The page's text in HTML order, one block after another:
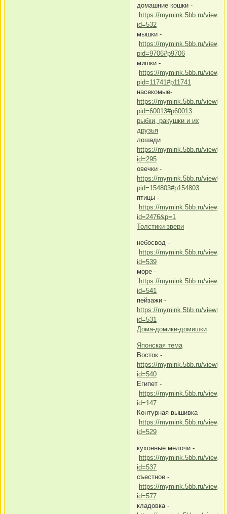
домашние кошки -
https://mymink.5bb.ru/
id=532
мышки -
https://mymink.5bb.ru/
pid=9706#p9706
мишки -
https://mymink.5bb.ru/
pid=11741#p11741
насекомые-
https://mymink.5bb.ru/
pid=60013#p60013
рыбки, ракушки и их
друзья
лошади
https://mymink.5bb.ru/
id=295
овечки -
https://mymink.5bb.ru/
pid=154803#p154803
птицы -
https://mymink.5bb.ru/
id=2476&p=1
Толстики-звери
небосвод -
https://mymink.5bb.ru/
id=539
море -
https://mymink.5bb.ru/
id=541
пейзажи -
https://mymink.5bb.ru/
id=531
Дома-домики-домишки
Японская тема
Восток -
https://mymink.5bb.ru/
id=540
Египет -
https://mymink.5bb.ru/
id=147
Контурная вышивка
https://mymink.5bb.ru/
id=529
кухонные мелочи -
https://mymink.5bb.ru/
id=537
съестное -
https://mymink.5bb.ru/
id=577
кладовка -